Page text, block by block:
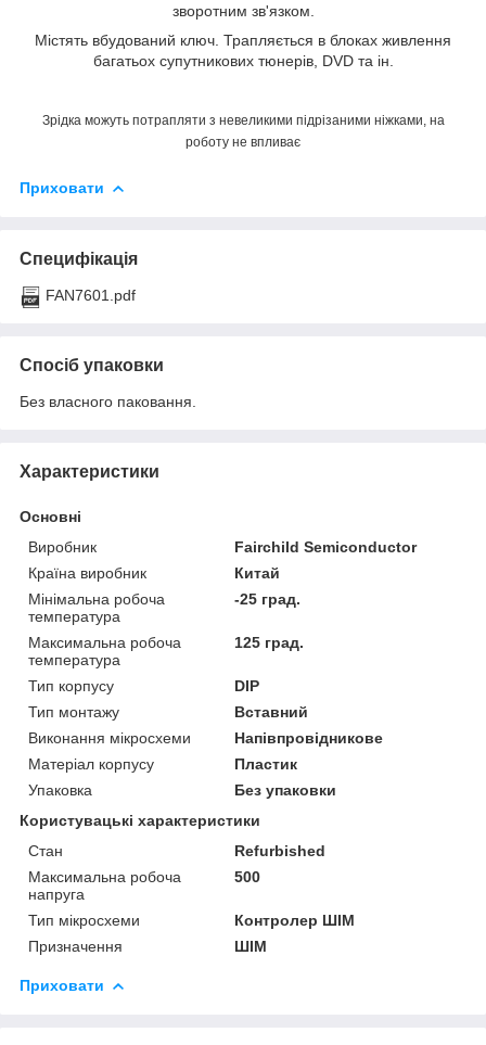
зворотним зв'язком.
Містять вбудований ключ. Трапляється в блоках живлення
багатьох супутникових тюнерів, DVD та ін.
Зрідка можуть потрапляти з невеликими підрізаними ніжками, на
роботу не впливає
Приховати
Специфікація
FAN7601.pdf
Спосіб упаковки
Без власного паковання.
Характеристики
Основні
Виробник
Fairchild Semiconductor
Країна виробник
Китай
Мінімальна робоча
температура
-25 град.
Максимальна робоча
температура
125 град.
Тип корпусу
DIP
Тип монтажу
Вставний
Виконання мікросхеми
Напівпровідникове
Матеріал корпусу
Пластик
Упаковка
Без упаковки
Користувацькі характеристики
Стан
Refurbished
Максимальна робоча
напруга
500
Тип мікросхеми
Контролер ШІМ
Призначення
ШІМ
Приховати